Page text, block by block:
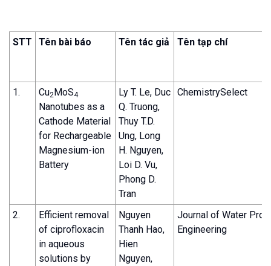
STT Tên bài báo Tên tác giả Tên tạp chí
1. Cu2MoS4
Nanotubes as a
Cathode Material
for Rechargeable
Magnesium-ion
Battery
Ly T. Le, Duc
Q. Truong,
Thuy T.D.
Ung, Long
H. Nguyen,
Loi D. Vu,
Phong D.
Tran
ChemistrySelect
2.
Efficient removal
of ciprofloxacin
in aqueous
solutions by
Nguyen
Thanh Hao,
Hien
Nguyen,
Journal of Water
Engineering